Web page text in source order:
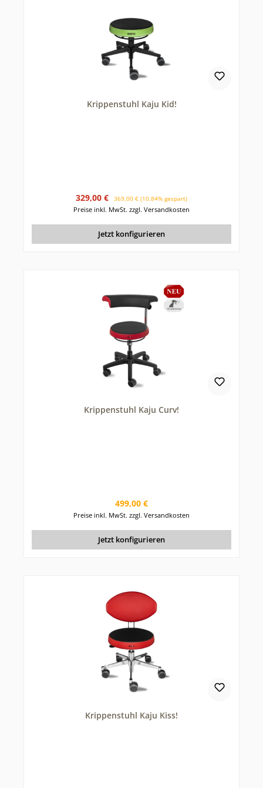
Krippenstuhl Kaju Kid!
Verkaufspreis:
329,00 € Regulärer Preis:
369,00 € (10.84% gespart)
Preise inkl. MwSt. zzgl. Versandkosten
Jetzt konfigurieren
Krippenstuhl Kaju Curv!
Regulärer Preis:
499,00 €
Preise inkl. MwSt. zzgl. Versandkosten
Jetzt konfigurieren
Krippenstuhl Kaju Kiss!